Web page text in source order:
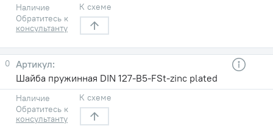
Наличие
Обратитесь к
консультанту
К схеме
0
Шайба пружинная DIN 127-B5-FSt-zinc plated
Наличие
Обратитесь к
консультанту
К схеме